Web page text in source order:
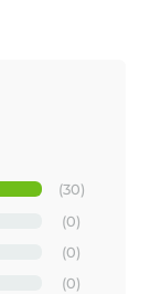
(30)
(0)
(0)
(0)